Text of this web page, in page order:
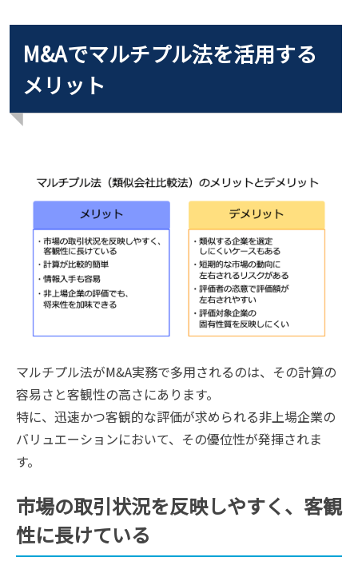
M&Aでマルチプル法を活用する
メリット
マルチプル法がM&A実務で多用されるのは、その計算の
容易さと客観性の高さにあります。
特に、迅速かつ客観的な評価が求められる非上場企業の
バリュエーションにおいて、その優位性が発揮されま
す。
市場の取引状況を反映しやすく、客観
性に長けている